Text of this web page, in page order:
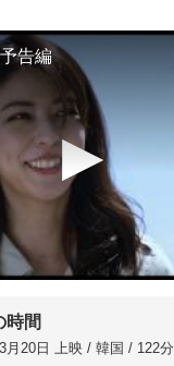
告編
▶
時間
月20日 上映 / 韓国 / 122分